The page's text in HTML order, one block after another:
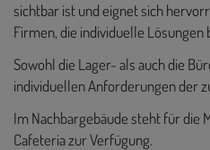
sichtbar ist und eignet sich
Firmen, die individuelle Lösungen
Sowohl die Lager- als auch die
individuellen Anforderungen der
Im Nachbargebäude steht für die
Cafeteria zur Verfügung.